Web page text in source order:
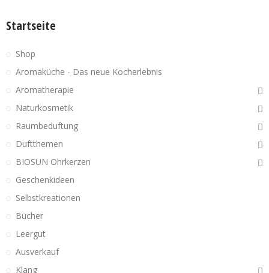
Startseite
Shop
Aromaküche - Das neue Kocherlebnis
Aromatherapie
Naturkosmetik
Raumbeduftung
Duftthemen
BIOSUN Ohrkerzen
Geschenkideen
Selbstkreationen
Bücher
Leergut
Ausverkauf
Klang